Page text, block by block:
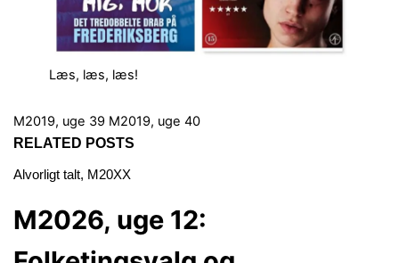
Læs, læs, læs!
M2019, uge 39M2019, uge 40
RELATED POSTS
Alvorligt talt, M20XX
M2026, uge 12: